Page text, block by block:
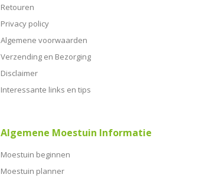
Retouren
Privacy policy
Algemene voorwaarden
Verzending en Bezorging
Disclaimer
Interessante links en tips
Algemene Moestuin Informatie
Moestuin beginnen
Moestuin planner